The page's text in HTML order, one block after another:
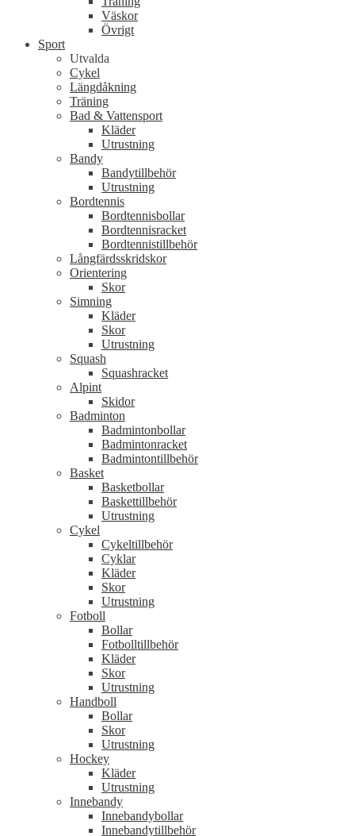
Väskor
Övrigt
Sport
Utvalda
Cykel
Längdåkning
Träning
Bad & Vattensport
Kläder
Utrustning
Bandy
Bandytillbehör
Utrustning
Bordtennis
Bordtennisbollar
Bordtennisracket
Bordtennistillbehör
Långfärdsskridskor
Orientering
Skor
Simning
Kläder
Skor
Utrustning
Squash
Squashracket
Alpint
Skidor
Badminton
Badmintonbollar
Badmintonracket
Badmintontillbehör
Basket
Basketbollar
Baskettillbehör
Utrustning
Cykel
Cykeltillbehör
Cyklar
Kläder
Skor
Utrustning
Fotboll
Bollar
Fotbolltillbehör
Kläder
Skor
Utrustning
Handboll
Bollar
Skor
Utrustning
Hockey
Kläder
Utrustning
Innebandy
Innebandybollar
Innebandytillbehör